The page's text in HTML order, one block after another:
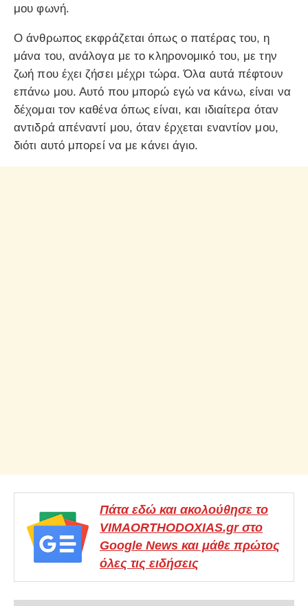
μου φωνή.
Ο άνθρωπος εκφράζεται όπως ο πατέρας του, η
μάνα του, ανάλογα με το κληρονομικό του, με την
ζωή που έχει ζήσει μέχρι τώρα. Όλα αυτά πέφτουν
επάνω μου. Αυτό που μπορώ εγώ να κάνω, είναι να
δέχομαι τον καθένα όπως είναι, και ιδιαίτερα όταν
αντιδρά απέναντί μου, όταν έρχεται εναντίον μου,
διότι αυτό μπορεί να με κάνει άγιο.
Πάτα εδώ και ακολούθησε το
VIMAORTHODOXIAS.gr στο
Google News και μάθε πρώτος
όλες τις ειδήσεις